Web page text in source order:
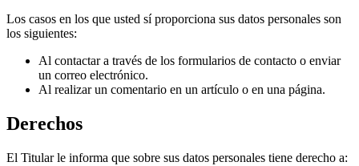
Los casos en los que usted sí proporciona sus datos personales son
los siguientes:
Al contactar a través de los formularios de contacto o enviar
un correo electrónico.
Al realizar un comentario en un artículo o en una página.
Derechos
El Titular le informa que sobre sus datos personales tiene derecho a: